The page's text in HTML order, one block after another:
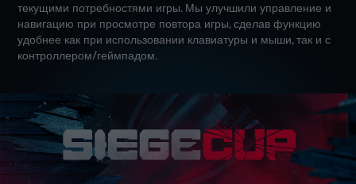
текущими потребностями игры. Мы улучшили управление и
навигацию при просмотре повтора игры, сделав функцию
удобнее как при использовании клавиатуры и мыши, так и с
контроллером/геймпадом.